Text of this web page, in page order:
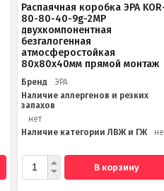
Распаячная коробка ЭРА
80-80-40-9g-2MP
двухкомпонентная
безгалогенная
атмосферостойкая
80х80х40мм прямой монтаж
Бренд
ЭРА
Наличие аллергенов и резких
запахов
нет
Наличие категории ЛВЖ и ГЖ
В корзину